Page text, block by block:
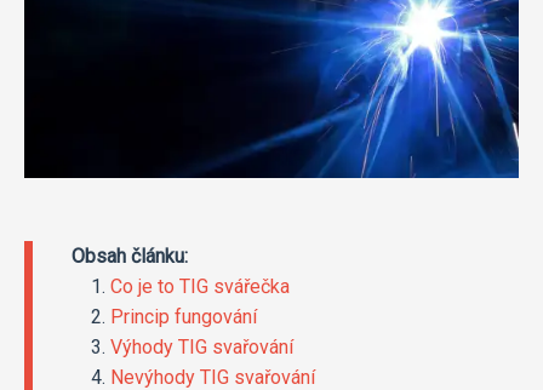
Obsah článku:
Co je to TIG svářečka
Princip fungování
Výhody TIG svařování
Nevýhody TIG svařování